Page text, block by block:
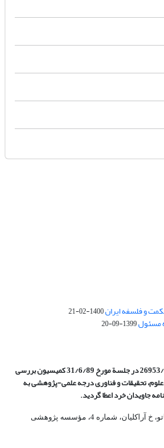
و فلسفه ایران1400-02-21
1399-09-20
بررسی
تحقیقات و فناوری درجه علمی‌-پژوهشیبه
جاویدان خرد اعطا گردید.
آدرس : تهــران، خ نوفل لوشاتو، خ آراکلیان، شماره 4،‌ مؤسسه پژوهشی